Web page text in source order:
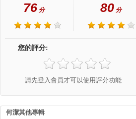
76 分 80 分
您的評分:
請先登入會員才可以使用評分功能
何潔其他專輯